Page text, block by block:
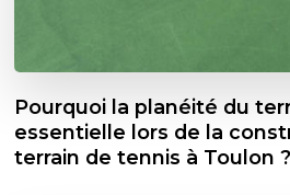
Pourquoi la planéité du
essentielle lors de la
terrain de tennis à Toulon ?